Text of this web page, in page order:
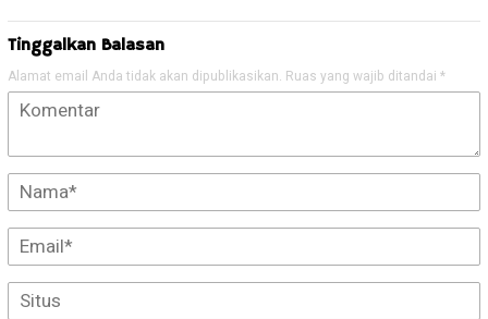
Tinggalkan Balasan
Alamat email Anda tidak akan dipublikasikan. Ruas yang wajib ditandai *